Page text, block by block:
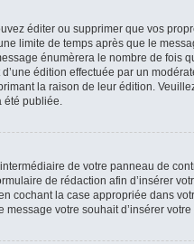
éditer ou supprimer que vos
limite de temps après que le
énumèrera le nombre de fois
édition effectuée par un
la raison de leur édition.
été publiée.
de votre panneau de
de rédaction afin d’insérer
cochant la case appropriée dans
votre souhait d’insérer